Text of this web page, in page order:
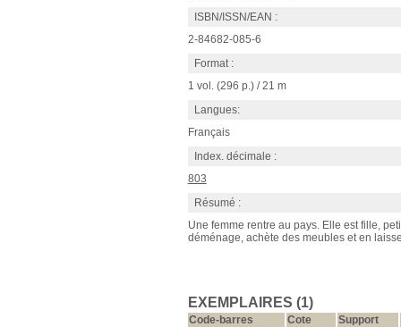
ISBN/ISSN/EAN :
2-84682-085-6
Format :
1 vol. (296 p.) / 21 m
Langues:
Français
Index. décimale :
803
Résumé :
Une femme rentre au pays. Elle est fille,
déménage, achète des meubles et en
EXEMPLAIRES (1)
Code-barres Cote Support